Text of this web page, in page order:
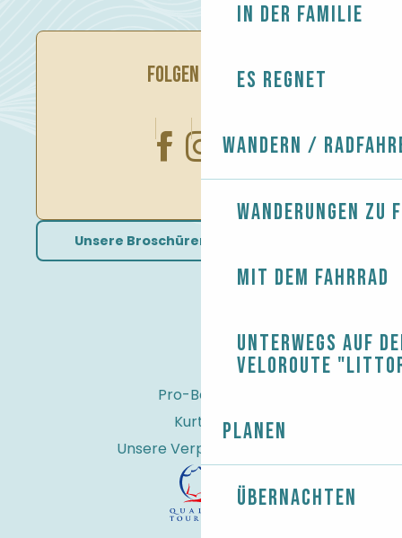
In der Familie
Es regnet
Wandern /
Wanderungen zu
Mit dem Fahrrad
Unterwegs auf
Veloroute
Planen
Übernachten
FOLGEN SIE UNS
Unsere Broschüren herunterladen
Pro-Bereich
Kurtaxe
Unsere Verpflichtungen